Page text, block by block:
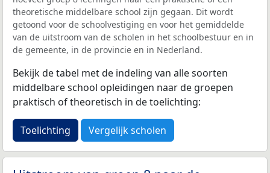
theoretische middelbare school zijn gegaan. Dit wordt
getoond voor de schoolvestiging en voor het gemiddelde
van de uitstroom van de scholen in het schoolbestuur en in
de gemeente, in de provincie en in Nederland.
Bekijk de tabel met de indeling van alle soorten
middelbare school opleidingen naar de groepen
praktisch of theoretisch in de toelichting:
Toelichting Vergelijk scholen